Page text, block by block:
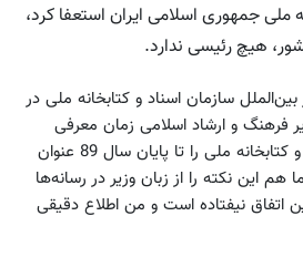
ملی جمهوری اسلامی ایران استعفا کرد،
هیچ رئیسی ندارد.
سازمان اسناد و کتابخانه ملی در
فرهنگ و ارشاد اسلامی زمان معرفی
شدن رئیس سازمان اسناد و کتابخانه ملی را تا پایان سال 89 عنوان
این نکته را از زبان وزیر در رسانه‌ها
اتفاق نیفتاده است و من اطلاع دقیقی